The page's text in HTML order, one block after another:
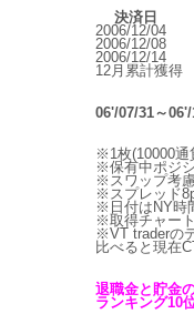
決済日
2006/12/
2006/12/
2006/12/
12月累計獲得
06'/07/31～06'/
※1枚(10000通
※保有中ポジ
※スワップ考
※スプレッド
※日付はNY時
※取得チャー
※VT traderの
比べると現在
退職金と貯金
ランキング10